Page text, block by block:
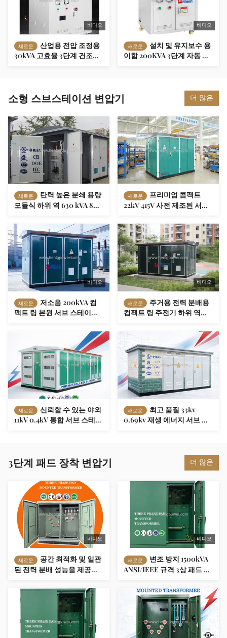
비디오
새로운
산업용 전압 조정용
30kVA 고효율 3단계 건조형
비디오
새로운
설치 및 유지보수 용
이함 200KVA 3단계 자동 트
소형 스브스테이션 변압기 더 많은
새로운
탄력 높은 분쇄 용량
모듈식 하위 역 630 kVA 800
닉 필터링 에너지 스테이션
새로운
프리미엄 콤팩트
22kV 415V 사전 제조된 서브
500kVA S11 제조 작업실용
컴포멘트 트랜스포머
비디오
새로운
저소음 200kVA 컴
팩트 링 본원 서브 스테이션
비디오
새로운
주거용 전력 분배용
컴팩트 링 주전기 하위 역
새로운
신뢰할 수 있는 야외
11kV 0.4kV 통합 서브 스테이
새로운
최고 품질 33kv
0.69kv 재생 에너지 서브 스
3단계 패드 장착 변압기 더 많은
비디오
새로운
공간 최적화 및 일관
된 전력 분배 성능을 제공하
계 패드 장착 변압기
비디오
새로운
변조 방지 1500kVA
ANSI/IEEE 규격 3상 패드 장